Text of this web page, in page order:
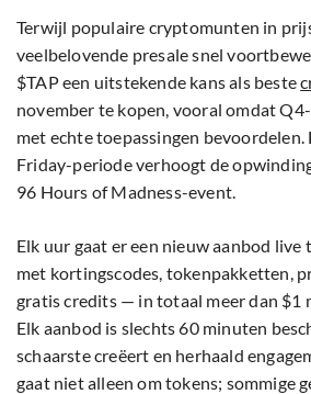
Elk uur gaat er een nieuw aanbod live
met kortingscodes, tokenpakketten,
gratis credits — in totaal meer dan $1
Elk aanbod is slechts 60 minuten
schaarste creëert en herhaald
gaat niet alleen om tokens; sommige
kaarten en bankproducten.
Deze opzet versterkt de community-
$TAP onder de topaltcoins om in Q4
investeerders die zowel waarde als
zoeken.